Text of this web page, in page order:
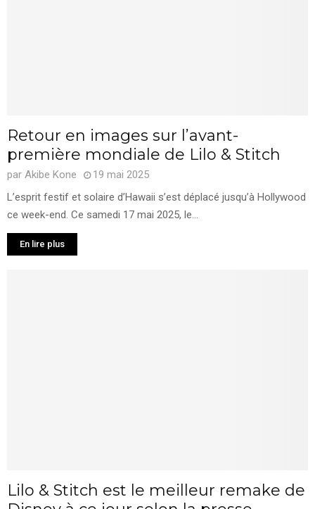
Retour en images sur l’avant-
première mondiale de Lilo & Stitch
par Akibe Kone
19 mai 2025
L’esprit festif et solaire d’Hawaii s’est déplacé jusqu’à Hollywood
ce week-end. Ce samedi 17 mai 2025, le...
En lire plus
Lilo & Stitch est le meilleur remake de